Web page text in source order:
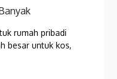
rumah pribadi
besar untuk kos,